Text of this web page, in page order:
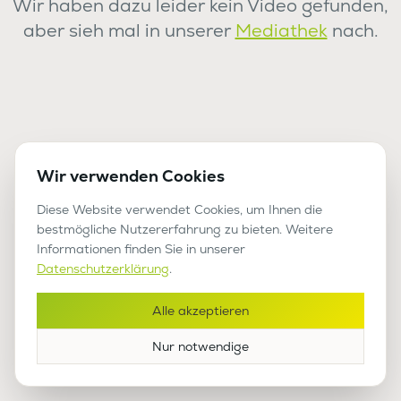
Wir haben dazu leider kein Video gefunden,
aber sieh mal in unserer Mediathek nach.
Wir verwenden Cookies
Diese Website verwendet Cookies, um Ihnen die
bestmögliche Nutzererfahrung zu bieten. Weitere
Informationen finden Sie in unserer
Datenschutzerklärung.
Alle akzeptieren
Nur notwendige